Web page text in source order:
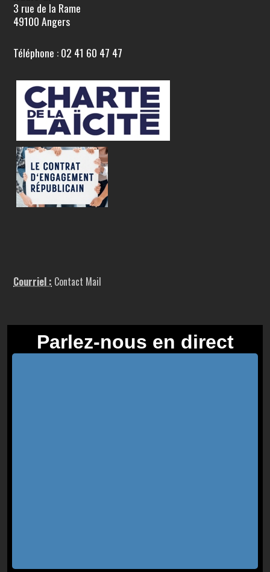
3 rue de la Rame
49100 Angers
Téléphone : 02 41 60 47 47
Courriel : Contact Mail